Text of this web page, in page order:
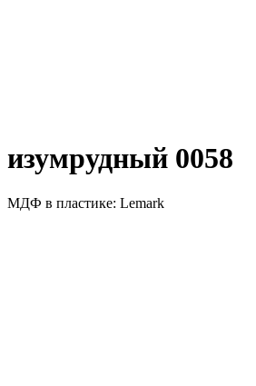
изумрудный 0058
МДФ в пластике: Lemark